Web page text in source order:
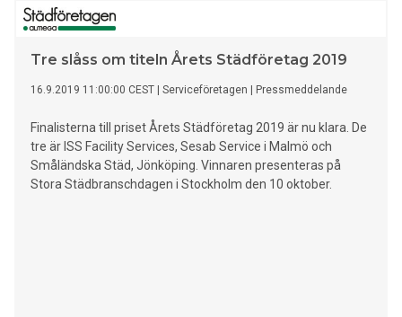
Tre slåss om titeln Årets Städföretag 2019
16.9.2019 11:00:00 CEST Serviceföretagen Pressmeddelande
Finalisterna till priset Årets Städföretag 2019 är nu klara. De
tre är ISS Facility Services, Sesab Service i Malmö och
Småländska Städ, Jönköping. Vinnaren presenteras på
Stora Städbranschdagen i Stockholm den 10 oktober.